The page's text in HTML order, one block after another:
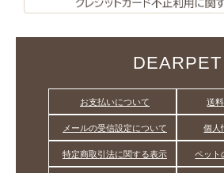
DEARPET
お支払いについて 送
メールの受信設定について 個人
特定商取引法に関する表示 ペット